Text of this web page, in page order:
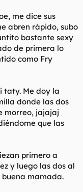
me dice sus
abren rápido, subo
bastante sexy
de primera lo
como Fry
taty. Me doy la
donde las dos
morreo, jajajaj
que las
primero a
y luego las dos al
mamada.